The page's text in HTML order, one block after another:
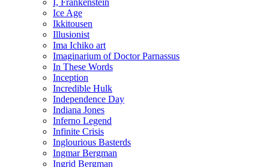
Ice Age
Ikkitousen
Illusionist
Ima Ichiko art
Imaginarium of Doctor Parnassus
In These Words
Inception
Incredible Hulk
Independence Day
Indiana Jones
Inferno Legend
Infinite Crisis
Inglourious Basterds
Ingmar Bergman
Ingrid Bergman